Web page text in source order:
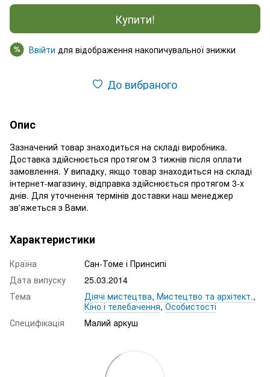
Купити!
% Ввійти для відображення накопичувальної знижки
До вибраного
Опис
Зазначений товар знаходиться на складі виробника.
Доставка здійснюється протягом 3 тижнів після оплати
замовлення. У випадку, якщо товар знаходиться на складі
інтернет-магазину, відправка здійснюється протягом 3-х
днів. Для уточнення термінів доставки наш менеджер
зв'яжеться з Вами.
Характеристики
Країна
Сан-Томе і Принсипі
Дата випуску
25.03.2014
Тема
Діячі мистецтва, Мистецтво та архітект.,
Кіно і телебачення,Особистості
Специфікація
Малий аркуш